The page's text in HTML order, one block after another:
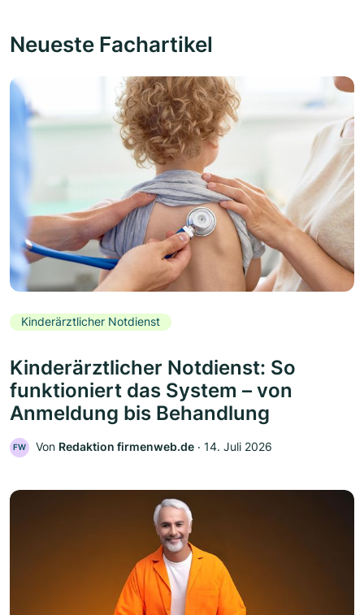
Neueste Fachartikel
Kinderärztlicher Notdienst
Kinderärztlicher Notdienst: So
funktioniert das System – von
Anmeldung bis Behandlung
FW Von Redaktion firmenweb.de ‧ 14. Juli 2026